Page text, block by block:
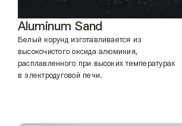
Aluminum Sand
Белый корунд изготавливается из
высокочистого оксида алюминия,
расплавленного при высоких температурах
в электродуговой печи.